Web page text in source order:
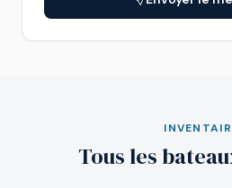
Tous les